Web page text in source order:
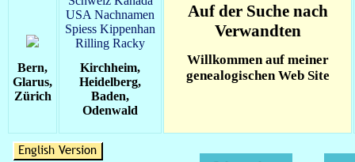
Bern,
Glarus,
Zürich
Kirchheim,
Heidelberg,
Baden,
Odenwald
Auf der Suche nach
Verwandten
Willkommen auf meiner
genealogischen Web Site